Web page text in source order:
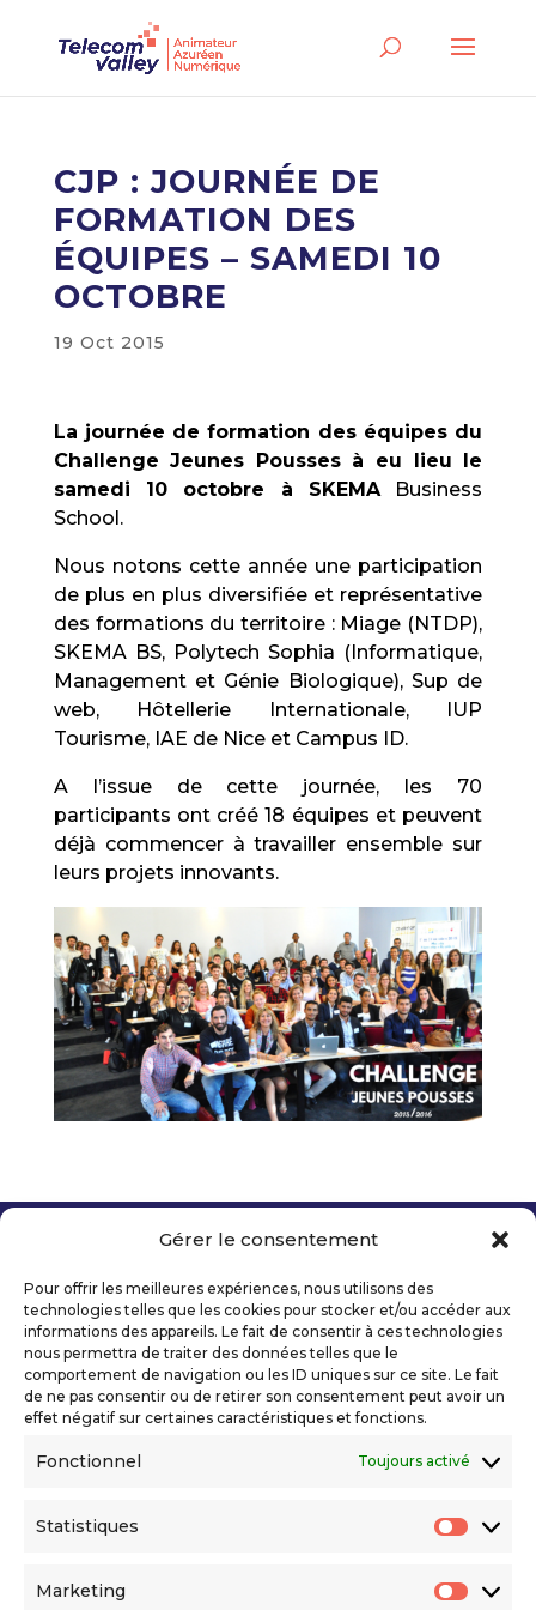
Gérer le consentement
Pour offrir les meilleures expériences, nous utilisons des
technologies telles que les cookies pour stocker et/ou accéder aux
informations des appareils. Le fait de consentir à ces technologies
nous permettra de traiter des données telles que le
comportement de navigation ou les ID uniques sur ce site. Le fait
de ne pas consentir ou de retirer son consentement peut avoir un
effet négatif sur certaines caractéristiques et fonctions.
Fonctionnel Toujours activé
Statistiques
Marketing
CJP : JOURNÉE DE
FORMATION DES
ÉQUIPES – SAMEDI 10
OCTOBRE
19 Oct 2015
La journée de formation des équipes du
Challenge Jeunes Pousses à eu lieu le
samedi 10 octobre à SKEMABusiness
School.
Nous notons cette année une participation
de plus en plus diversifiée et représentative
des formations du territoire : Miage (NTDP),
SKEMA BS, Polytech Sophia (Informatique,
Management et Génie Biologique), Sup de
web, Hôtellerie Internationale, IUP
Tourisme, IAE de Nice et Campus ID.
A l’issue de cette journée, les 70
participants ont créé 18 équipes et peuvent
déjà commencer à travailler ensemble sur
leurs projets innovants.
Mentions légales
Politique de confidentialité
Déclaration d’accessibilité numérique
Ils nous soutiennent